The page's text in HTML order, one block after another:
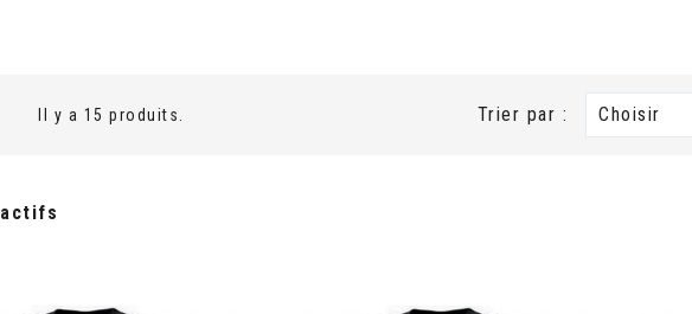
Il y a 15 produits. Trier par : Choisir